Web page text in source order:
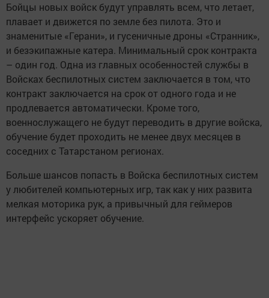
Бойцы новых войск будут управлять всем, что летает,
плавает и движется по земле без пилота. Это и
знаменитые «Герани», и гусеничные дроны «Странник»,
и безэкипажные катера. Минимальный срок контракта
– один год. Одна из главных особенностей службы в
Войсках беспилотных систем заключается в том, что
контракт заключается на срок от одного года и не
продлевается автоматически. Кроме того,
военнослужащего не будут переводить в другие войска,
обучение будет проходить не менее двух месяцев в
соседних с Татарстаном регионах.
Больше шансов попасть в Войска беспилотных систем
у любителей компьютерных игр, так как у них развита
мелкая моторика рук, а привычный для геймеров
интерфейс ускоряет обучение.